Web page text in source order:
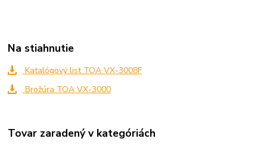
Na stiahnutie
Katalógový list TOA VX-3008F
Brožúra TOA VX-3000
Tovar zaradený v kategóriách